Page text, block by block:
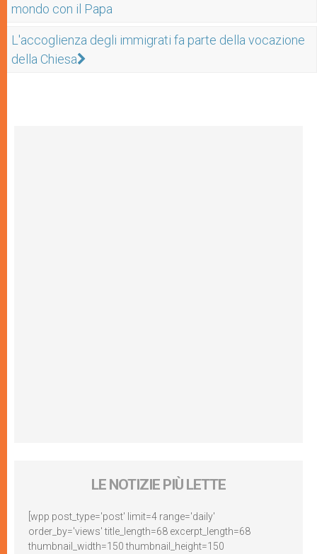
mondo con il Papa
L'accoglienza degli immigrati fa parte della vocazione
della Chiesa
LE NOTIZIE PIÙ LETTE
[wpp post_type='post' limit=4 range='daily'
order_by='views' title_length=68 excerpt_length=68
thumbnail_width=150 thumbnail_height=150